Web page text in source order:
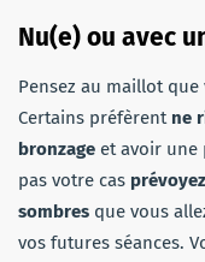
Nu(e) ou avec
Pensez au maillot
Certains préfèrent ne
bronzage et avoir une
pas votre cas
sombres que vous
vos futures séances.